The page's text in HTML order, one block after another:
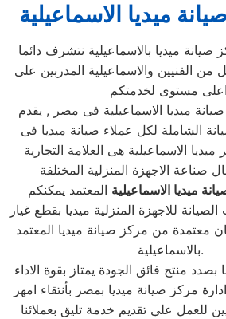
ميديا الاسماعيلية
ميديا بالاسماعيلية نتشرف دائما
من الفنيين والاسماعيلية المدربين على
ميديا الاسماعيلية فى مصر , يقدم
الشاملة لكل عملاء صيانة ميديا فى
ميديا الاسماعيلية هى العلامة التجارية
ميديا الاسماعيلية المعتمد يمكنكم
للاجهزة المنزلية ميديا بقطع غيار
معتمدة من مركز صيانة ميديا المعتمد
بالاسماعيلية.
منتج فائق الجودة يمتاز بقوة الاداء
مركز صيانة ميديا بمصر بأنتقاء امهر
للعمل علي تقديم خدمة تليق بعملائنا